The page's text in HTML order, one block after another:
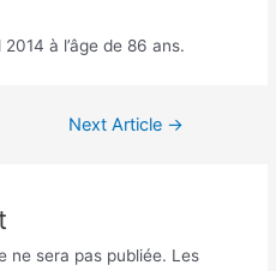
à l’âge de 86 ans.
Next Article →
ne sera pas publiée. Les